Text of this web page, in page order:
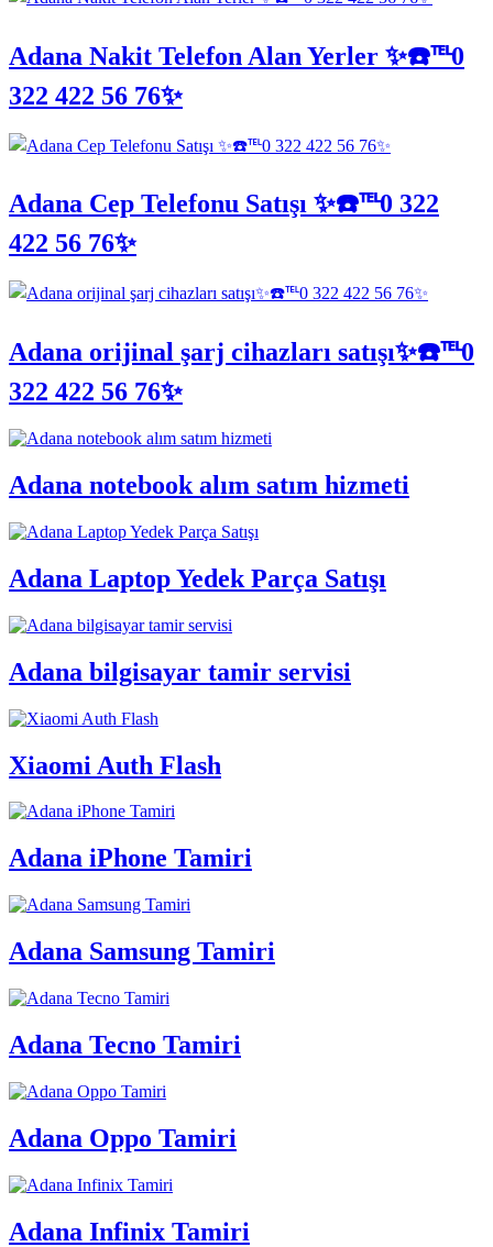
Adana Nakit Telefon Alan Yerler ✨☎️℡0
322 422 56 76✨
Adana Cep Telefonu Satışı ✨☎️℡0 322
422 56 76✨
Adana orijinal şarj cihazları satışı✨☎️℡0
322 422 56 76✨
Adana notebook alım satım hizmeti
Adana Laptop Yedek Parça Satışı
Adana bilgisayar tamir servisi
Xiaomi Auth Flash
Adana iPhone Tamiri
Adana Samsung Tamiri
Adana Tecno Tamiri
Adana Oppo Tamiri
Adana Infinix Tamiri